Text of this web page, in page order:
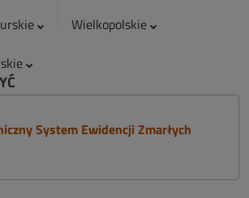
Wielkopolskie